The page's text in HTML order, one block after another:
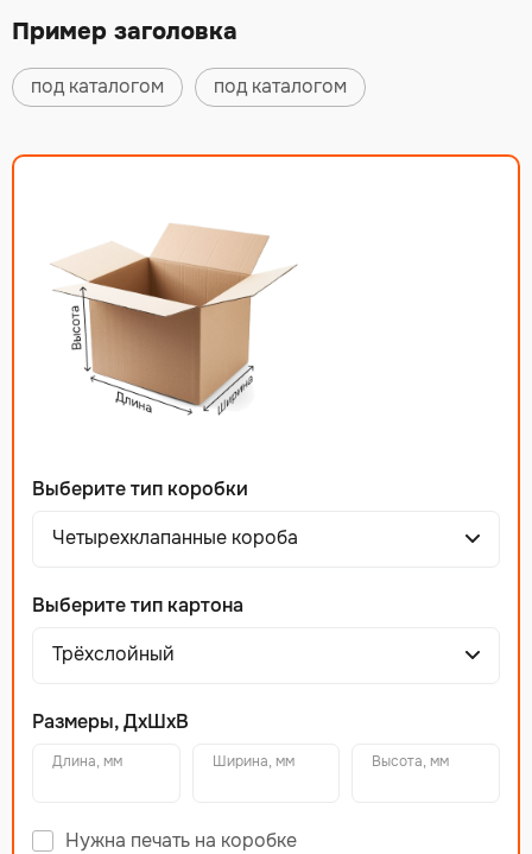
Пример заголовка
под каталогом под каталогом
Выберите тип коробки
Четырехклапанные короба
Выберите тип картона
Трёхслойный
Размеры, ДхШхВ
Длина, мм Ширина, мм Высота, мм
Нужна печать на коробке